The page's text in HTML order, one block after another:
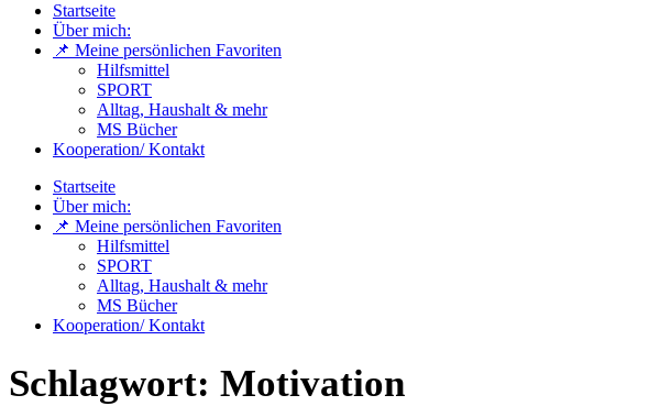
Startseite
Über mich:
📌 Meine persönlichen Favoriten
Hilfsmittel
SPORT
Alltag, Haushalt & mehr
MS Bücher
Kooperation/ Kontakt
Startseite
Über mich:
📌 Meine persönlichen Favoriten
Hilfsmittel
SPORT
Alltag, Haushalt & mehr
MS Bücher
Kooperation/ Kontakt
Schlagwort: Motivation